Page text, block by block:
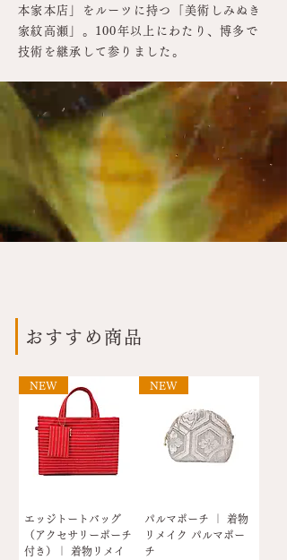
本家本店」をルーツに持つ「美術しみぬき
家紋高瀬」。100年以上にわたり、博多で
技術を継承して参りました。
おすすめ商品
NEW
エッジトートバッグ
（アクセサリーポーチ
付き）｜ 着物リメイ
NEW
パルマポーチ ｜ 着物
リメイク パルマポー
チ